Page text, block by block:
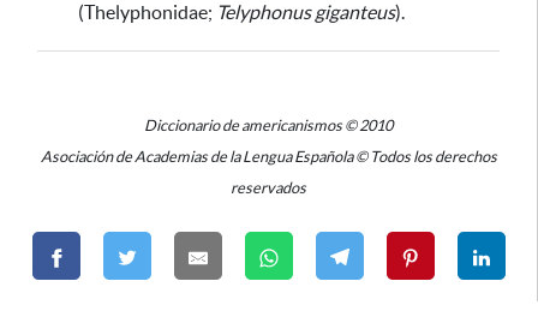
(Thelyphonidae; Telyphonus giganteus).
Diccionario de americanismos © 2010
Asociación de Academias de la Lengua Española © Todos los derechos
reservados